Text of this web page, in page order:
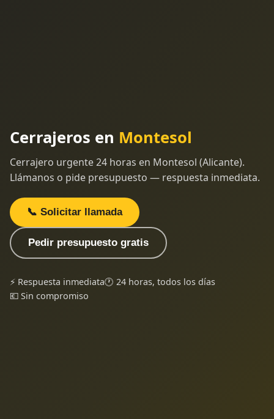
Cerrajeros en Montesol
Cerrajero urgente 24 horas en Montesol (Alicante).
Llámanos o pide presupuesto — respuesta inmediata.
📞 Solicitar llamada
Pedir presupuesto gratis
⚡ Respuesta inmediata🕐 24 horas, todos los días
💶 Sin compromiso